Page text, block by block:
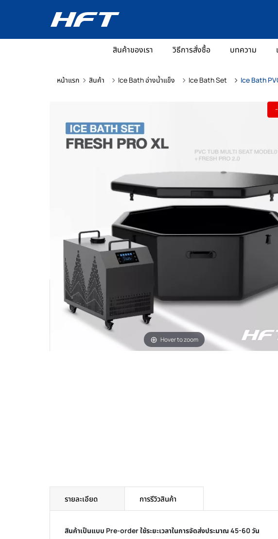
สินค้าของเรา วิธีการสั่งซื้อ บทความ
หน้าแรก สินค้า Ice Bath อ่างน้ำแข็ง Ice Bath Set Ice Bath
Hover to zoom
รายละเอียด
สินค้าเป็นแบบ Pre-order ใช้ระยะเวลาในการจัดส่งประมาณ 45-60 วัน
การรีวิวสินค้า